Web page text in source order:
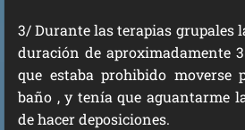
3/ Durante las terapias grupales
duración de aproximadamente
que estaba prohibido
baño , y tenía que aguantarme
de hacer deposiciones.